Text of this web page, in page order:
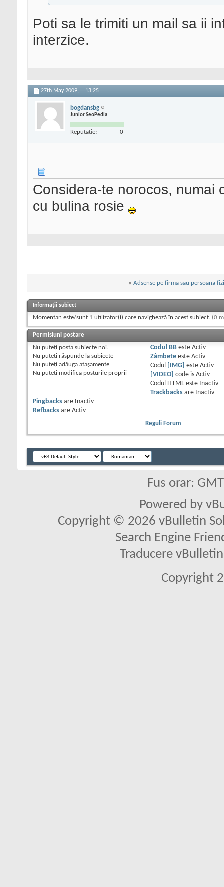
Poti sa le trimiti un mail sa ii
interzice.
27th May 2009, 13:25
bogdansbg
Junior SeoPedia
Reputatie: 0
Considera-te norocos, numai
cu bulina rosie
« Adsense pe firma sau persoana
Informații subiect
Momentan este/sunt 1 utilizator(i) care navighează în acest subiect. (0
Permisiuni postare
Nu puteţi posta subiecte noi.
Nu puteţi răspunde la subiecte
Nu puteţi adăuga ataşamente
Nu puteţi modifica posturile proprii
Codul BBeste Activ
Zâmbeteeste Activ
Codul
[IMG] este Activ
[VIDEO]
code is Activ
Codul HTML este
Inactiv
Trackbacksare
Inactiv
Pingbacks are
Inactiv
Refbacks are Activ
Reguli Forum
Fus orar:
Powered by
Copyright © 2026 vBulletin
Search Engine
Traducere
Copyright